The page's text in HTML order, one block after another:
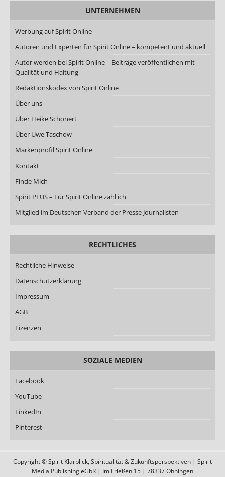
UNTERNEHMEN
Werbung auf Spirit Online
Autoren und Experten für Spirit Online – kompetent und aktuell
Autor werden bei Spirit Online – Beiträge veröffentlichen mit
Qualität und Haltung
Redaktionskodex von Spirit Online
Über uns
Über Heike Schonert
Über Uwe Taschow
Markenprofil Spirit Online
Kontakt
Finde Mich
Spirit PLUS – Für Spirit Online zahl ich
Mitglied im Deutschen Verband der Presse Journalisten
RECHTLICHES
Rechtliche Hinweise
Datenschutzerklärung
Impressum
AGB
Lizenzen
SOZIALE MEDIEN
Facebook
YouTube
LinkedIn
Pinterest
Copyright © Spirit Klarblick, Spiritualität & Zukunftsperspektiven | Spirit
Media Publishing eGbR | Im Frießen 15 | 78337 Öhningen